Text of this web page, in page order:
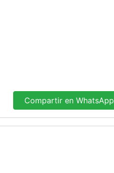
Compartir en WhatsApp